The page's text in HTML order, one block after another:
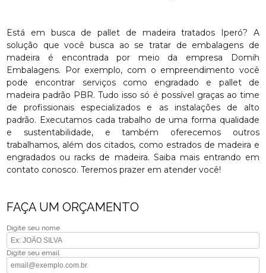
Está em busca de pallet de madeira tratados Iperó? A
solução que você busca ao se tratar de embalagens de
madeira é encontrada por meio da empresa Domih
Embalagens. Por exemplo, com o empreendimento você
pode encontrar serviços como engradado e pallet de
madeira padrão PBR. Tudo isso só é possível graças ao time
de profissionais especializados e as instalações de alto
padrão. Executamos cada trabalho de uma forma qualidade
e sustentabilidade, e também oferecemos outros
trabalhamos, além dos citados, como estrados de madeira e
engradados ou racks de madeira. Saiba mais entrando em
contato conosco. Teremos prazer em atender você!
FAÇA UM ORÇAMENTO
Digite seu nome
Digite seu email